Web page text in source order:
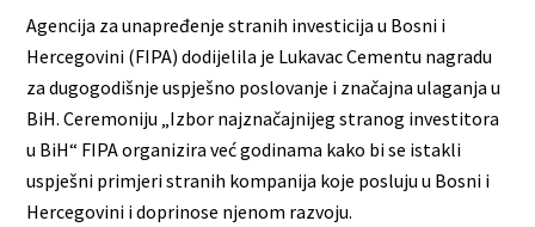
Agencija za unapređenje stranih investicija u Bosni i
Hercegovini (FIPA) dodijelila je Lukavac Cementu nagradu
za dugogodišnje uspješno poslovanje i značajna ulaganja u
BiH. Ceremoniju „Izbor najznačajnijeg stranog investitora
u BiH“ FIPA organizira već godinama kako bi se istakli
uspješni primjeri stranih kompanija koje posluju u Bosni i
Hercegovini i doprinose njenom razvoju.